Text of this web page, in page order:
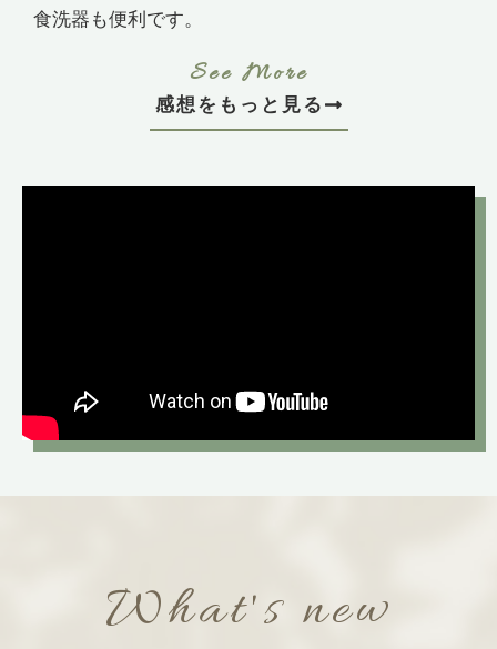
食洗器も便利です。
See More
感想をもっと見る
What's new